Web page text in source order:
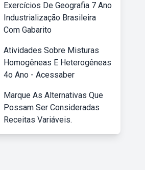
Exercícios De Geografia 7 Ano
Industrialização Brasileira
Com Gabarito
Atividades Sobre Misturas
Homogêneas E Heterogêneas
4o Ano - Acessaber
Marque As Alternativas Que
Possam Ser Consideradas
Receitas Variáveis.